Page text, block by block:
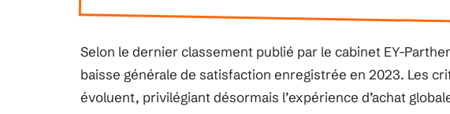
Selon le dernier classement publié par le cabinet EY-
baisse générale de satisfaction enregistrée en 2023. Les
évoluent, privilégiant désormais l’expérience d’achat